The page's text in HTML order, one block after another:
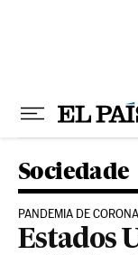
Sociedade
PANDEMIA DE
Estados